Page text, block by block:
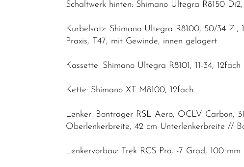
Schaltwerk hinten: Shimano Ultegra R8150
Kurbelsatz: Shimano Ultegra R8100, 50/34 Z.,
Praxis, T47, mit Gewinde, innen gelagert
Kassette: Shimano Ultegra R8101, 11-34, 12fach
Kette: Shimano XT M8100, 12fach
Lenker: Bontrager RSL Aero, OCLV Carbon,
Oberlenkerbreite, 42 cm Unterlenkerbreite //
Lenkervorbau: Trek RCS Pro, -7 Grad, 100 mm